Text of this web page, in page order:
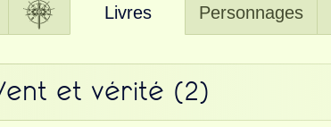
Page principale
Livres Personnages
et vérité (2)